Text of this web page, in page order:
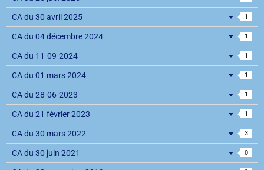
CA du 30 avril 2025 1
CA du 04 décembre 2024 1
CA du 11-09-2024 1
CA du 01 mars 2024 1
CA du 28-06-2023 1
CA du 21 février 2023 1
CA du 30 mars 2022 3
CA du 30 juin 2021 0